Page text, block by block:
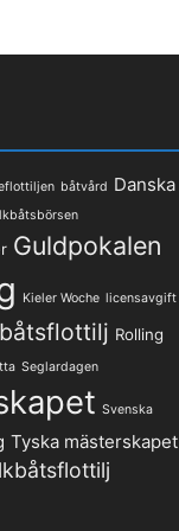
båtvård Danska
Guldpokalen
Kieler Woche licensavgift
Rolling
Seglardagen
Svenska
Tyska mästerskapet